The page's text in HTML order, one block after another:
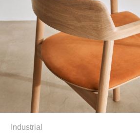
Industrial